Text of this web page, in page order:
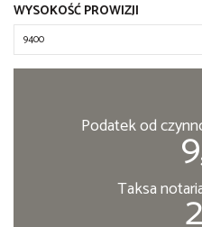
WYSOKOŚĆ PROWIZJI
Podatek od
Taksa